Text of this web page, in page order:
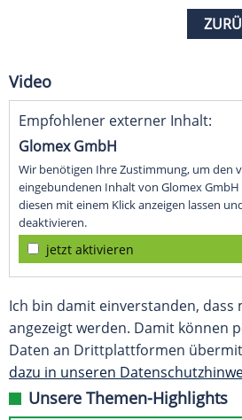
Video
Empfohlener externer Inhalt:
Glomex GmbH
Wir benötigen Ihre Zustimmung, um den
eingebundenen Inhalt von Glomex GmbH
diesen mit einem Klick anzeigen lassen
deaktivieren.
jetzt aktivieren
Ich bin damit einverstanden, dass
angezeigt werden. Damit können
Daten an Drittplattformen
dazu in unseren
Unsere Themen-Highlights